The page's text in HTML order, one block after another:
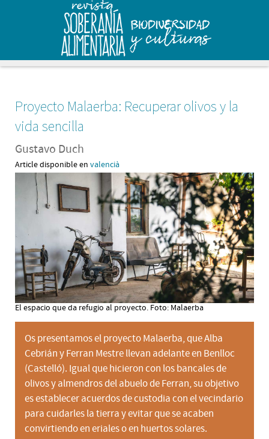
Proyecto Malaerba: Recuperar olivos y la
vida sencilla
Gustavo Duch
Article disponible en valencià
El espacio que da refugio al proyecto. Foto: Malaerba
Os presentamos el proyecto Malaerba, que Alba
Cebrián y Ferran Mestre llevan adelante en Benlloc
(Castelló). Igual que hicieron con los bancales de
olivos y almendros del abuelo de Ferran, su objetivo
es establecer acuerdos de custodia con el vecindario
para cuidarles la tierra y evitar que se acaben
convirtiendo en eriales o en huertos solares.